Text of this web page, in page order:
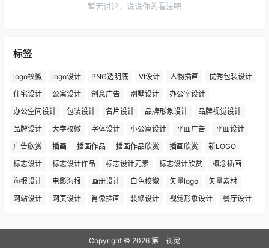
暂无讨论，说说你的看法吧
标签
logo校徽 logo设计 PNG透明底 VI设计 人物插画
优秀包装设计
住宅设计
公寓设计 创意广告 别墅设计
办公室设计
办公空间设计
包装设计 名片设计 品牌形象设计
品牌视觉设计
品牌设计
大学校徽 字体设计 小公寓设计 平面广告
平面设计
广告欣赏
插画 插画作品 插画作品欣赏 插画欣赏
新LOGO
标志设计
标志设计作品 标志设计元素 标志设计欣赏
概念插画
海报设计
电影海报 画册设计 白色校徽 矢量logo
矢量素材
网站设计
网页设计 肖像插画 装修设计 视觉形象设计 餐厅设计
Copyright © 2026 第一视觉